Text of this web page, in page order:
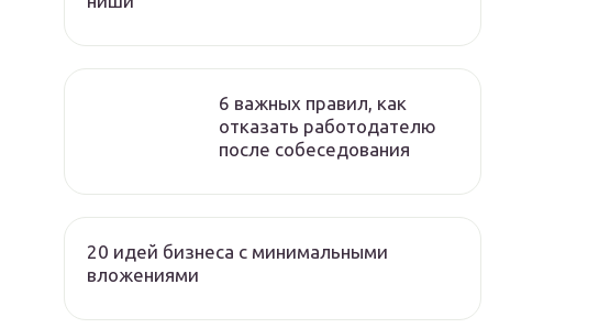
6 важных правил, как
отказать работодателю
после собеседования
20 идей бизнеса с минимальными
вложениями